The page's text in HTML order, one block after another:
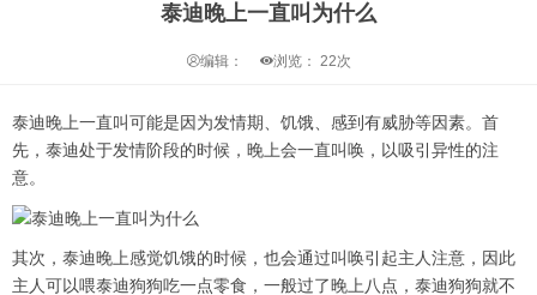
泰迪晚上一直叫为什么
编辑： 浏览： 22次
泰迪晚上一直叫可能是因为发情期、饥饿、感到有威胁等因素。首
先，泰迪处于发情阶段的时候，晚上会一直叫唤，以吸引异性的注
意。
其次，泰迪晚上感觉饥饿的时候，也会通过叫唤引起主人注意，因此
主人可以喂泰迪狗狗吃一点零食，一般过了晚上八点，泰迪狗狗就不